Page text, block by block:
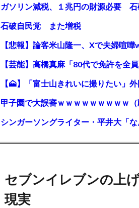
石破自民党 また増税
【悲報】論客米山隆一、Xで夫婦喧
甲子園で大誤審ｗｗｗｗｗｗｗｗｗ（
セブンイレブンの上
現実